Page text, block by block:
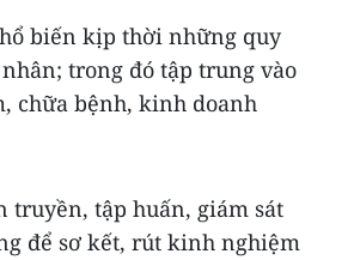
biến kịp thời những quy
trong đó tập trung vào
chữa bệnh, kinh doanh
truyền, tập huấn, giám sát
để sơ kết, rút kinh nghiệm